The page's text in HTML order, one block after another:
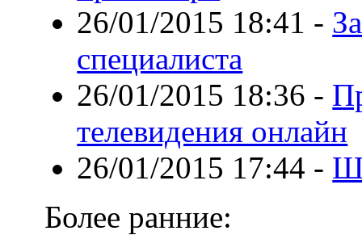
26/01/2015 18:41 -
специалиста
26/01/2015 18:36 -
телевидения онлайн
26/01/2015 17:44 -
Более ранние: